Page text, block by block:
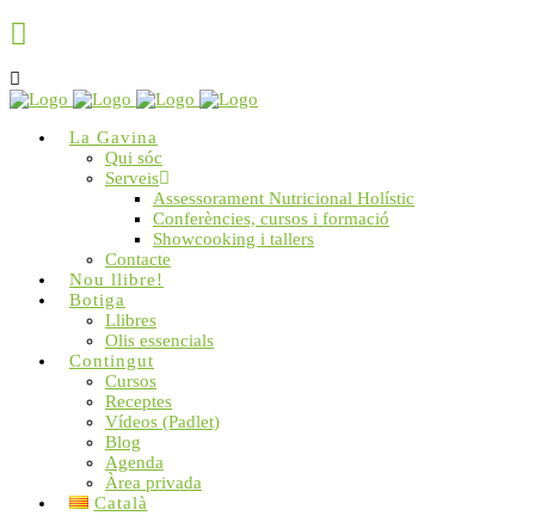
La Gavina
Qui sóc
Serveis
Assessorament Nutricional Holístic
Conferències, cursos i formació
Showcooking i tallers
Contacte
Nou llibre!
Botiga
Llibres
Olis essencials
Contingut
Cursos
Receptes
Vídeos (Padlet)
Blog
Agenda
Àrea privada
Català